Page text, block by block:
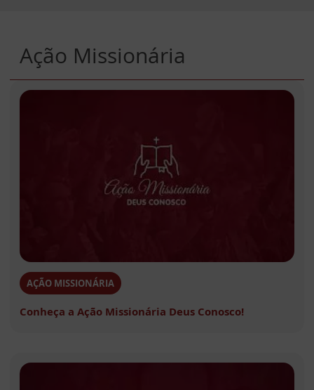
Ação Missionária
AÇÃO MISSIONÁRIA
Conheça a Ação Missionária Deus Conosco!